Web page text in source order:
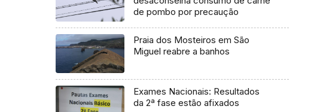
de pombo por precaução
Praia dos Mosteiros em São
Miguel reabre a banhos
Exames Nacionais: Resultados
da 2ª fase estão afixados